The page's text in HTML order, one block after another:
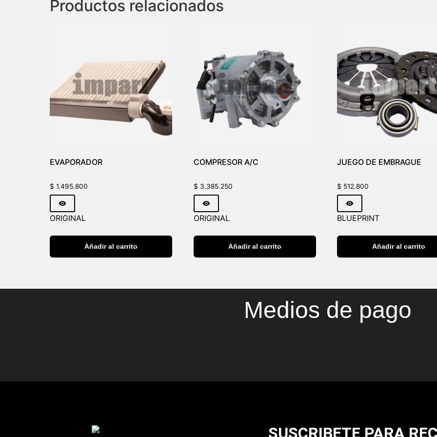
Productos relacionados
EVAPORADOR
$ 1.495.800
ORIGINAL
Añadir al carrito
COMPRESOR A/C
$ 3.385.250
ORIGINAL
Añadir al carrito
JUEGO DE EMBRAGUE
$ 512.800
BLUEPRINT
Añadir al carrito
Medios de pago
SUSCRIBETE PARA